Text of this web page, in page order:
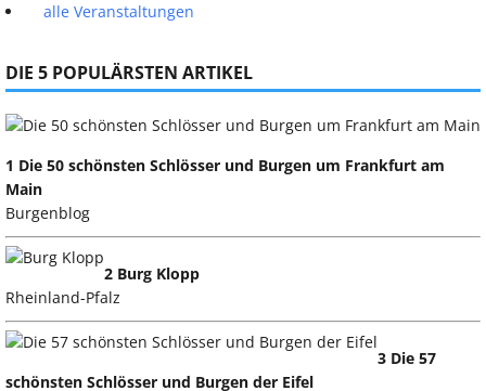
alle Veranstaltungen
DIE 5 POPULÄRSTEN ARTIKEL
1 Die 50 schönsten Schlösser und Burgen um Frankfurt am
Main
Burgenblog
2 Burg Klopp
Rheinland-Pfalz
3 Die 57
schönsten Schlösser und Burgen der Eifel